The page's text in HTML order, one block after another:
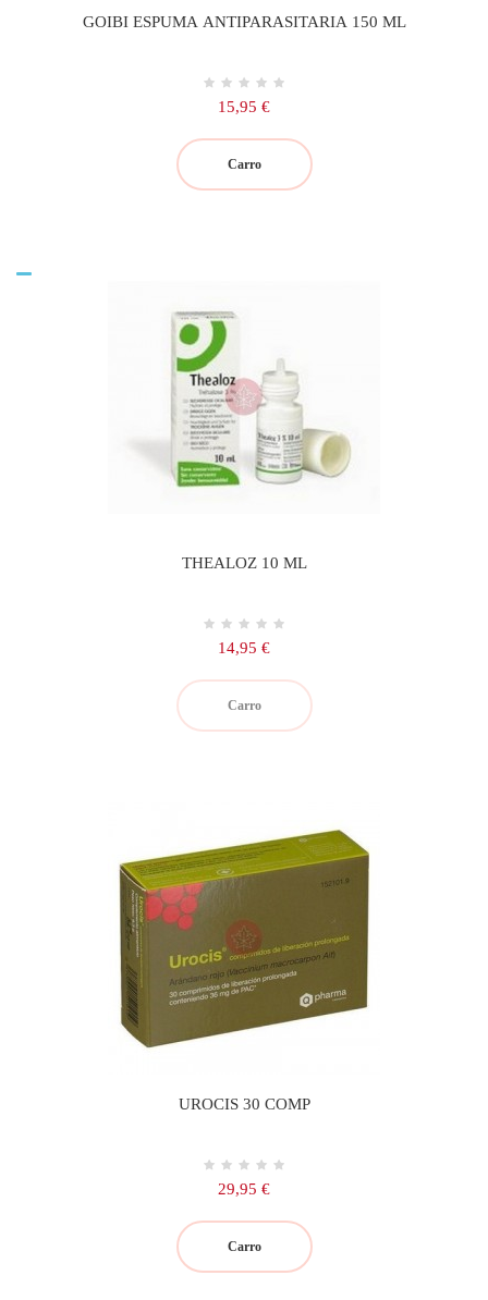
GOIBI ESPUMA ANTIPARASITARIA 150 ML
Precio
15,95 €
Carro
THEALOZ 10 ML
Precio
14,95 €
Carro
UROCIS 30 COMP
Precio
29,95 €
Carro